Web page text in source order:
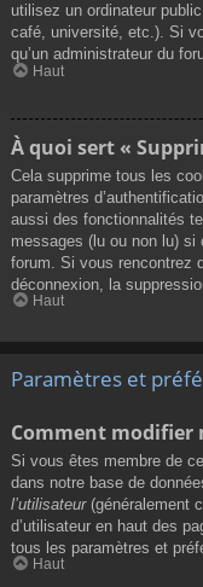
utilisez un ordinateur
café, université, etc.). Si
qu’un administrateur du
Haut
À quoi sert «
Cela supprime tous les
paramètres
aussi des fonctionnalités
messages (lu ou non lu)
forum. Si vous rencontrez
déconnexion, la
Haut
Paramètres et
Comment modifier
Si vous êtes membre de
dans notre base de
l’utilisateur(généralement
d’utilisateur en haut des
tous les paramètres et
Haut